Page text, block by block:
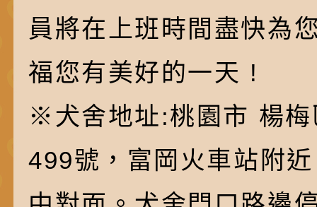
員將在上班時間盡快為
福您有美好的一天 !
※犬舍地址:桃園市 楊
499號，富岡火車站附